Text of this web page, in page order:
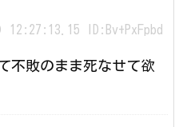
12:27:13.15 ID:Bv+PxFpbd
不敗のまま死なせて欲